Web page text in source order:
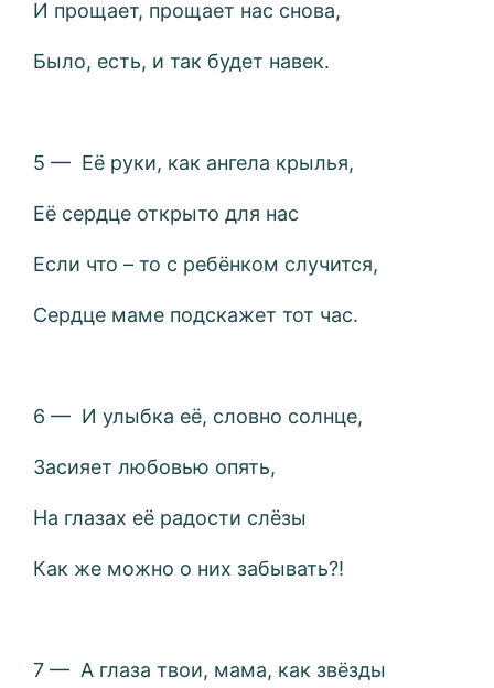
И прощает, прощает нас снова,
Было, есть, и так будет навек.
5 — Её руки, как ангела крылья,
Её сердце открыто для нас
Если что – то с ребёнком случится,
Сердце маме подскажет тот час.
6 — И улыбка её, словно солнце,
Засияет любовью опять,
На глазах её радости слёзы
Как же можно о них забывать?!
7 — А глаза твои, мама, как звёзды